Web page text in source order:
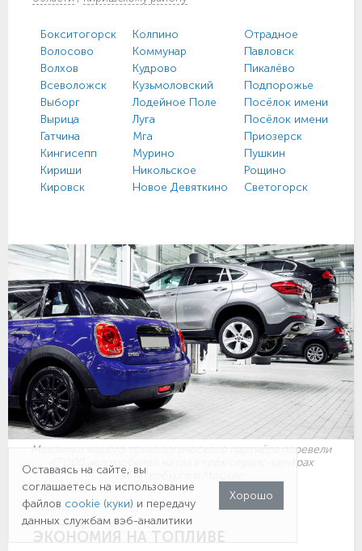
Бокситогорск
Волосово
Волхов
Всеволожск
Выборг
Вырица
Гатчина
Кингисепп
Кириши
Кировск
Колпино
Коммунар
Кудрово
Кузьмоловский
Лодейное Поле
Луга
Мга
Мурино
Никольское
Новое Девяткино
Отрадное
Павловск
Пикалёво
Подпорожье
Посёлок имени
Посёлок имени
Приозерск
Пушкин
Рощино
Светогорск
Механики нашего технологического партнёра перевели
47 000 автомобилей на газ в трёх сервис-центрах
в Петербурге и Москве
ПЕРЕВОД АВТО НА ГАЗ
ЭКОНОМИЯ НА ТОПЛИВЕ
Оставаясь на сайте, вы
соглашаетесь на использование
файлов cookie (куки) и передачу
данных службам вэб-аналитики
Хорошо